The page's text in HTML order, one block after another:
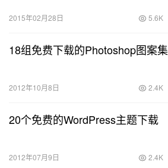
2015年02月28日 5.6K
18组免费下载的Photoshop图案集
2012年10月8日 2.4K
20个免费的WordPress主题下载
2012年07月9日 2.4K